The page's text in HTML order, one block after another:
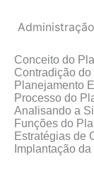
Conceito do
Contradição
Planejamento
Processo do
Analisando a
Funções do
Estratégias de
Implantação